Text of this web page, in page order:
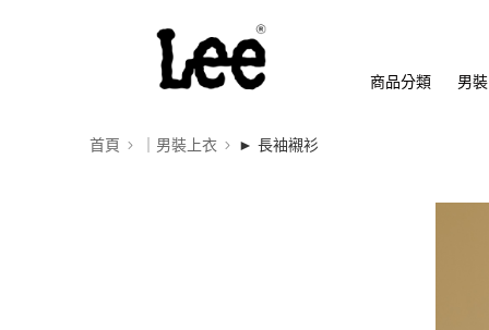
商品分類 男裝
首頁 ｜男裝上衣 ► 長袖襯衫